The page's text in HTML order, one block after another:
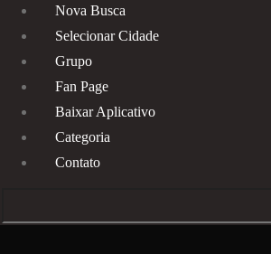
Nova Busca
Selecionar Cidade
Grupo
Fan Page
Baixar Aplicativo
Categoria
Contato